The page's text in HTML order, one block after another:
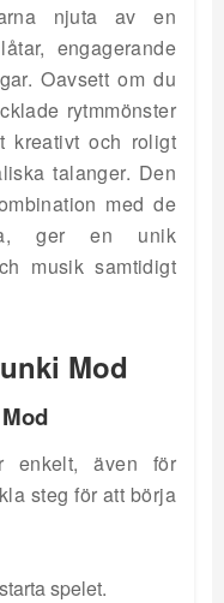
njuta av en
engagerande
Oavsett om du
rytmmönster
kreativt och roligt
talanger. Den
med de
ger en unik
musik samtidigt
Mod
enkelt, även för
steg för att börja
spelet.